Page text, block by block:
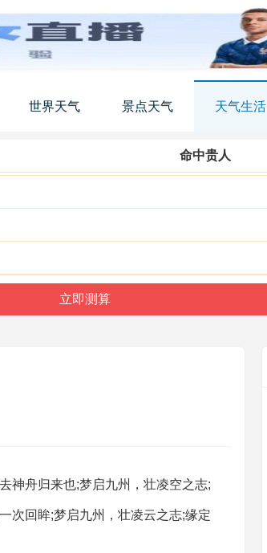
世界天气 景点天气 天气生活
命中贵人
舟归来也;梦启九州，壮凌空之志;
次回眸;梦启九州，壮凌云之志;缘定